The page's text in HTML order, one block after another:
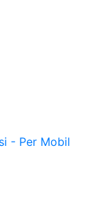
- Per Mobil